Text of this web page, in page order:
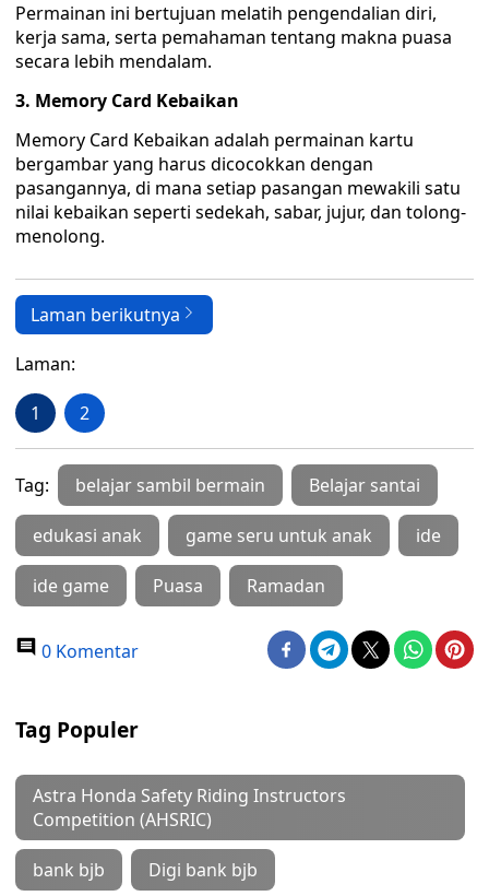
Permainan ini bertujuan melatih pengendalian diri,
kerja sama, serta pemahaman tentang makna puasa
secara lebih mendalam.
3. Memory Card Kebaikan
Memory Card Kebaikan adalah permainan kartu
bergambar yang harus dicocokkan dengan
pasangannya, di mana setiap pasangan mewakili satu
nilai kebaikan seperti sedekah, sabar, jujur, dan tolong-
menolong.
Laman berikutnya
Laman:
1 2
Tag: belajar sambil bermain Belajar santai
edukasi anak game seru untuk anak ide
ide game Puasa Ramadan
0 Komentar
Tag Populer
Astra Honda Safety Riding Instructors
Competition (AHSRIC)
bank bjb Digi bank bjb